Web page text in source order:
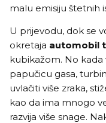
malu emisiju štetnih
U prijevodu, dok se
okretaja automobil
kubikažom. No
papučicu gasa,
uvlačiti više zraka,
kao da ima mnogo
razvija više snage.